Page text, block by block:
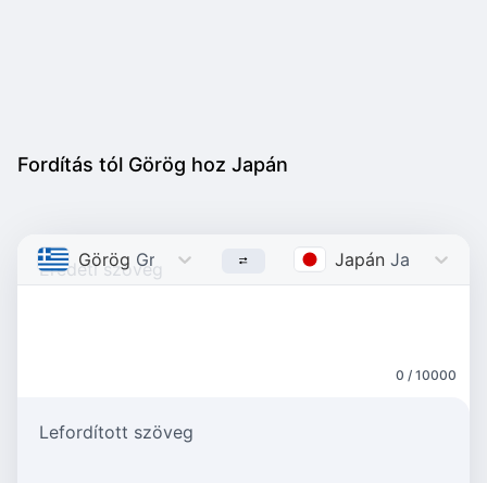
Fordítás tól Görög hoz Japán
Görög Greek Japán Japanese
0 / 10000
Lefordított szöveg